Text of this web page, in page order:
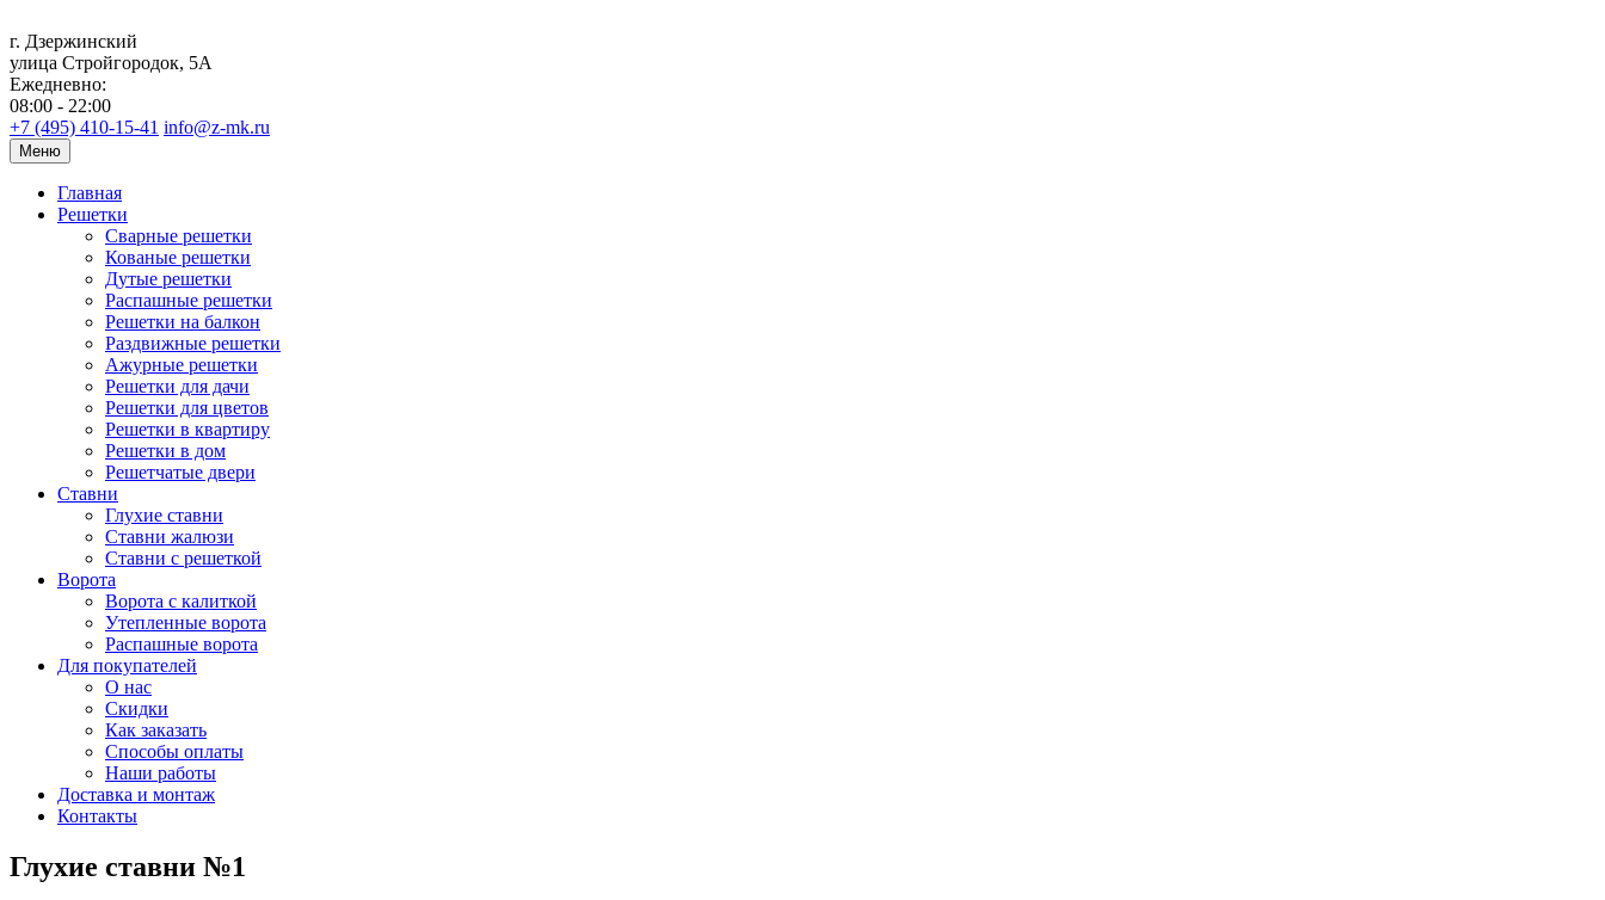
г. Дзержинский
улица Стройгородок, 5А
Ежедневно:
08:00 - 22:00
+7 (495) 410-15-41 info@z-mk.ru
Меню
Главная
Решетки
Сварные решетки
Кованые решетки
Дутые решетки
Распашные решетки
Решетки на балкон
Раздвижные решетки
Ажурные решетки
Решетки для дачи
Решетки для цветов
Решетки в квартиру
Решетки в дом
Решетчатые двери
Ставни
Глухие ставни
Ставни жалюзи
Ставни с решеткой
Ворота
Ворота с калиткой
Утепленные ворота
Распашные ворота
Для покупателей
О нас
Скидки
Как заказать
Способы оплаты
Наши работы
Доставка и монтаж
Контакты
Глухие ставни №1